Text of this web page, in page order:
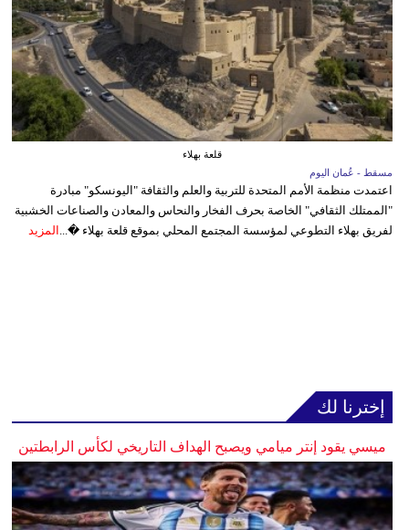
قلعة بهلاء
مسقط - عُمان اليوم
اعتمدت منظمة الأمم المتحدة للتربية والعلم والثقافة "اليونسكو" مبادرة
"الممتلك الثقافي" الخاصة بحرف الفخار والنحاس والمعادن والصناعات الخشبية
لفريق بهلاء التطوعي لمؤسسة المجتمع المحلي بموقع قلعة بهلاء �... المزيد
إخترنا لك
ميسي يقود إنتر ميامي ويصبح الهداف التاريخي لكأس الرابطتين